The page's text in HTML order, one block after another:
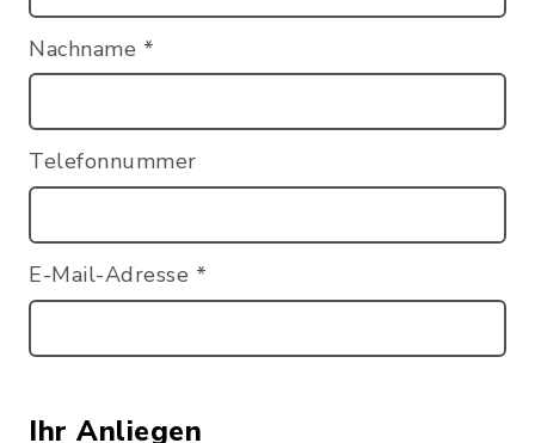
Nachname *
Telefonnummer
E-Mail-Adresse *
Ihr Anliegen